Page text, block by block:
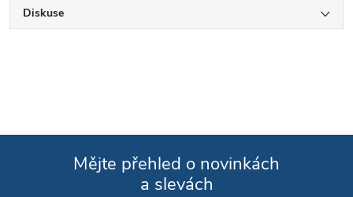
Diskuse
Mějte přehled o novinkách
a slevách